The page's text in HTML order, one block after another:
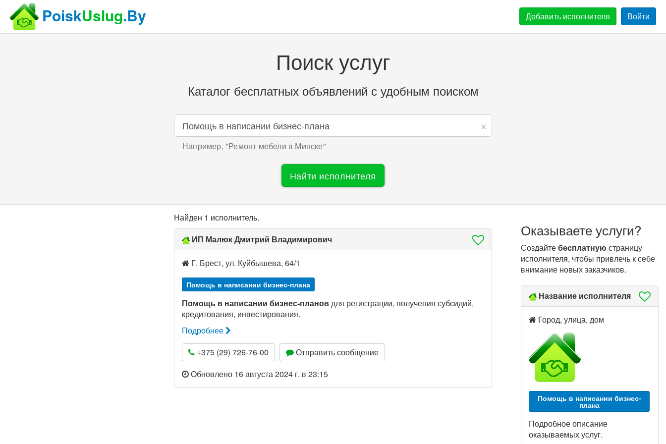
PoiskUslug.By Добавить исполнителя Войти
Поиск услуг
Каталог бесплатных объявлений с удобным поиском
×
Например, "Ремонт мебели в Минске"
Найти исполнителя
Найден 1 исполнитель.
ИП Малюк Дмитрий Владимирович
Г. Брест, ул. Куйбышева, 64/1
Помощь в написании бизнес-плана
Помощь в написании бизнес-плановдля регистрации, получения субсидий,
кредитования, инвестирования.
Подробнее
+375 (29) 726-76-00
Отправить сообщение
Обновлено 16 августа 2024 г. в 23:15
Оказываете услуги?
Создайтебесплатную страницу
исполнителя, чтобы привлечь к себе
внимание новых заказчиков.
Название исполнителя
Город, улица, дом
Помощь в написании бизнес-
плана
Подробное описание
оказываемых услуг.